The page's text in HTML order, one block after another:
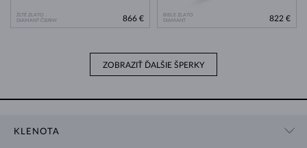
ŽLTÉ ZLATO
DIAMANT ČIERNY
866 €
BIELE ZLATO
DIAMANT
822 €
ZOBRAZIŤ ĎALŠIE ŠPERKY
KLENOTA